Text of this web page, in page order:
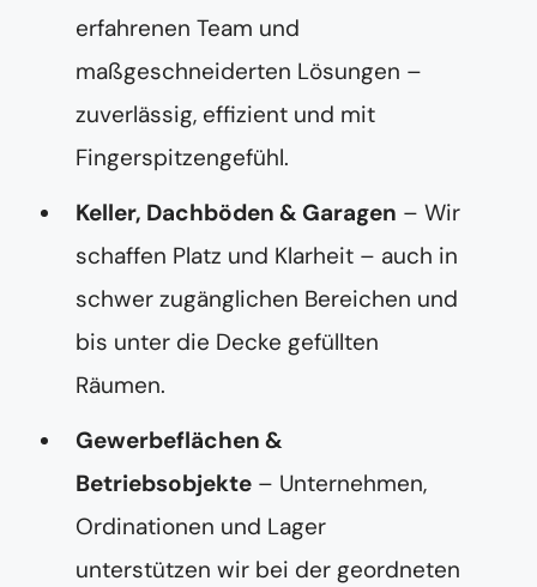
erfahrenen Team und
maßgeschneiderten Lösungen –
zuverlässig, effizient und mit
Fingerspitzengefühl.
Keller, Dachböden & Garagen – Wir
schaffen Platz und Klarheit – auch in
schwer zugänglichen Bereichen und
bis unter die Decke gefüllten
Räumen.
Gewerbeflächen &
Betriebsobjekte – Unternehmen,
Ordinationen und Lager
unterstützen wir bei der geordneten